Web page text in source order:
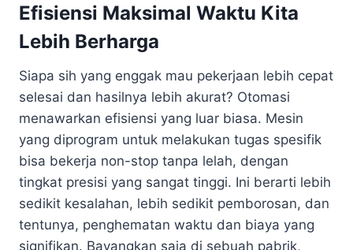
Efisiensi Maksimal Waktu Kita
Lebih Berharga
Siapa sih yang enggak mau pekerjaan lebih cepat
selesai dan hasilnya lebih akurat? Otomasi
menawarkan efisiensi yang luar biasa. Mesin
yang diprogram untuk melakukan tugas spesifik
bisa bekerja non-stop tanpa lelah, dengan
tingkat presisi yang sangat tinggi. Ini berarti lebih
sedikit kesalahan, lebih sedikit pemborosan, dan
tentunya, penghematan waktu dan biaya yang
signifikan. Bayangkan saja di sebuah pabrik,